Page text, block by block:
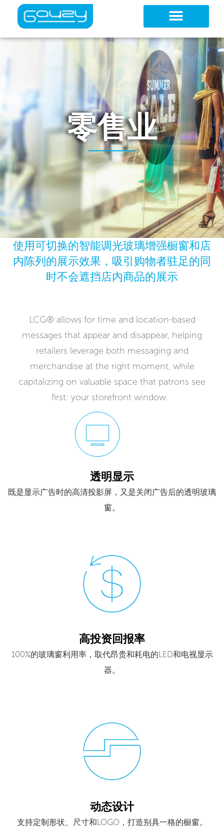
内
零售业
使用可切换的智能调光玻璃增强橱窗和店
内陈列的展示效果，吸引购物者驻足的同
时不会遮挡店内商品的展示
LCG® allows for time and location-based
messages that appear and disappear, helping
retailers leverage both messaging and
merchandise at the right moment, while
capitalizing on valuable space that patrons see
first: your storefront window.
透明显示
既是显示广告时的高清投影屏，又是关闭广告后的透明玻璃
窗。
高投资回报率
100%的玻璃窗利用率，取代昂贵和耗电的LED和电视显示
器。
动态设计
支持定制形状、尺寸和LOGO，打造别具一格的橱窗。